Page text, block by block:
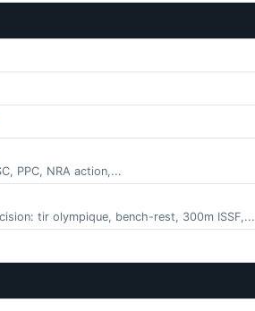
PPC, NRA action,...
tir olympique, bench-rest, 300m ISSF,...